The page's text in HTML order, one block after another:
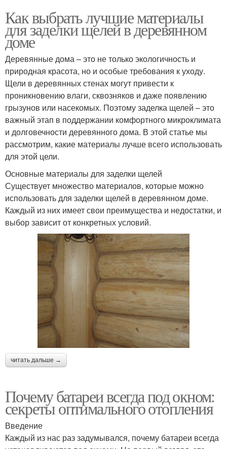
Как выбрать лучшие материалы
для заделки щелей в деревянном
доме
Деревянные дома – это не только экологичность и
природная красота, но и особые требования к уходу.
Щели в деревянных стенах могут привести к
проникновению влаги, сквозняков и даже появлению
грызунов или насекомых. Поэтому заделка щелей – это
важный этап в поддержании комфортного микроклимата
и долговечности деревянного дома. В этой статье мы
рассмотрим, какие материалы лучше всего использовать
для этой цели.
Основные материалы для заделки щелей
Существует множество материалов, которые можно
использовать для заделки щелей в деревянном доме.
Каждый из них имеет свои преимущества и недостатки, и
выбор зависит от конкретных условий.
читать дальше →
Почему батареи всегда под окном:
секреты оптимального отопления
Введение
Каждый из нас раз задумывался, почему батареи всегда